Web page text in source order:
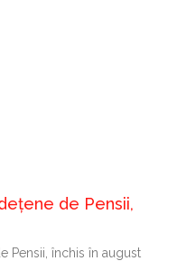
de Pensii,
Pensii, închis în august